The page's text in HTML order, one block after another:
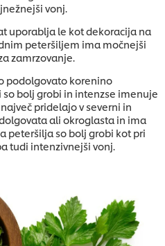
vonj.
uporablja le kot dekoracija na
peteršiljem ima močnejši
zamrzovanje.
podolgovato korenino
bolj grobi in intenzse imenuje
pridelajo v severni in
ali okroglasta in ima
peteršilja so bolj grobi kot pri
tudi intenzivnejši vonj.